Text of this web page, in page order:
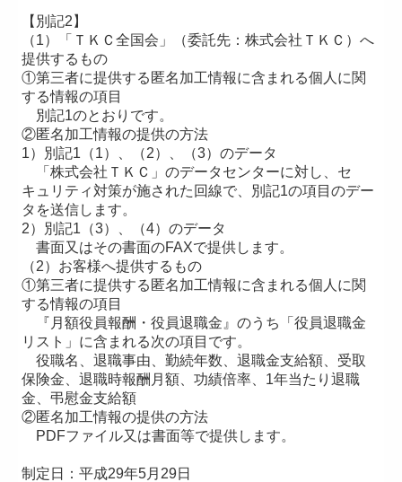
【別記2】
（1）「ＴＫＣ全国会」（委託先：株式会社ＴＫＣ）へ
提供するもの
①第三者に提供する匿名加工情報に含まれる個人に関
する情報の項目
別記1のとおりです。
②匿名加工情報の提供の方法
1）別記1（1）、（2）、（3）のデータ
「株式会社ＴＫＣ」のデータセンターに対し、セ
キュリティ対策が施された回線で、別記1の項目のデー
タを送信します。
2）別記1（3）、（4）のデータ
書面又はその書面のFAXで提供します。
（2）お客様へ提供するもの
①第三者に提供する匿名加工情報に含まれる個人に関
する情報の項目
『月額役員報酬・役員退職金』のうち「役員退職金
リスト」に含まれる次の項目です。
役職名、退職事由、勤続年数、退職金支給額、受取
保険金、退職時報酬月額、功績倍率、1年当たり退職
金、弔慰金支給額
②匿名加工情報の提供の方法
PDFファイル又は書面等で提供します。
制定日：平成29年5月29日